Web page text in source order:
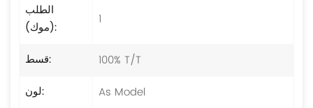
الطلب
(موك):
1
قسط:
100% T/T
لون:
As Model